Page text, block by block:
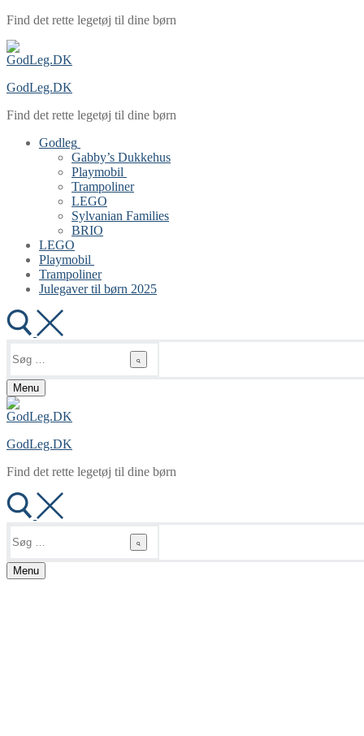
Spring
indhold
Menu
Luk
Find det rette legetøj til dine børn
GodLeg.DK
Find det rette legetøj til dine børn
Godleg
Gabby’s Dukkehus
Playmobil
Trampoliner
LEGO
Sylvanian Families
BRIO
LEGO
Playmobil
Trampoliner
Julegaver til børn 2025
efter:
Menu
GodLeg.DK
Find det rette legetøj til dine børn
efter:
Menu